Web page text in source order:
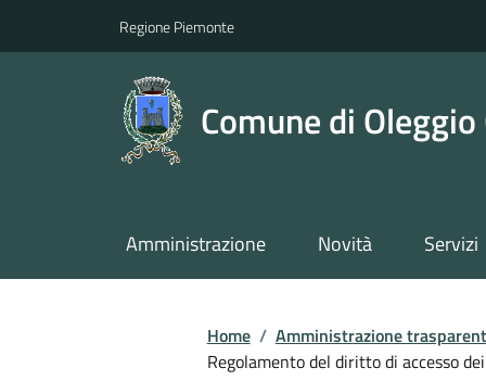
Regione Piemonte
Comune di
Amministrazione Novità Servizi
Home / Amministrazione
Regolamento del diritto di accesso